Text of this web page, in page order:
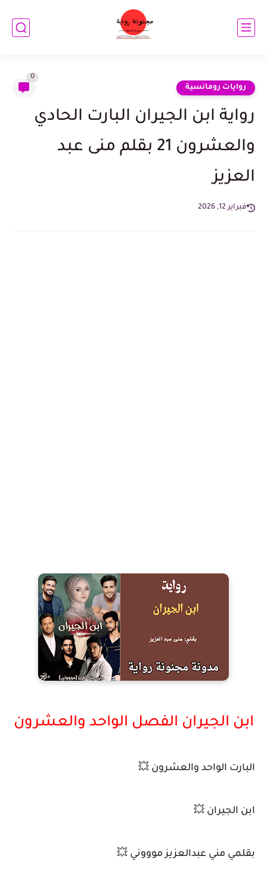
روايات رومانسية
0
رواية ابن الجيران البارت الحادي
والعشرون 21 بقلم منى عبد
العزيز
فبراير 12, 2026
ابن الجيران الفصل الواحد والعشرون
البارت الواحد والعشرون 💥
ابن الجيران 💥
بقلمي مني عبدالعزيز موووني 💥